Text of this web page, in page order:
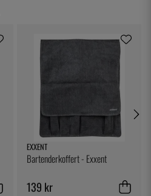
EXXENT
Bartenderkoffert - Exxent
139 kr